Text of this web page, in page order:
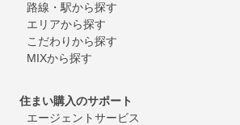
路線・駅から探す
エリアから探す
こだわりから探す
MIXから探す
住まい購入のサポート
エージェントサービス